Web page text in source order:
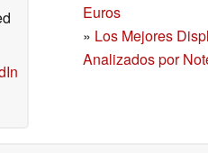
Euros
» Los Mejores
Analizados por